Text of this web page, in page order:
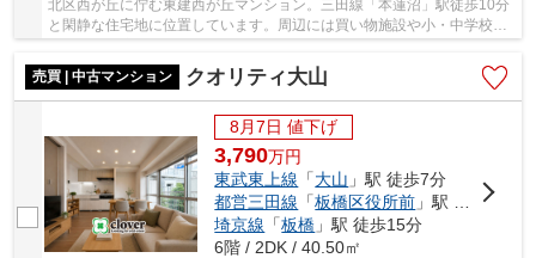
北区西が丘に佇む東建西が丘マンション。三田線「本蓮沼」駅徒歩10分
と閑静な住宅地に位置しています。周辺には買い物施設や小・中学校が
あり生活環境が整っています。お子様に嬉しい...
売買 | 中古マンション
クオリティ大山
8月7日 値下げ
3,790万円
東武東上線 「大山 」駅 徒歩7分
都営三田線 「板橋区役所前 」駅 徒歩9分
埼京線 「板橋 」駅 徒歩15分
6階 / 2DK / 40.50㎡